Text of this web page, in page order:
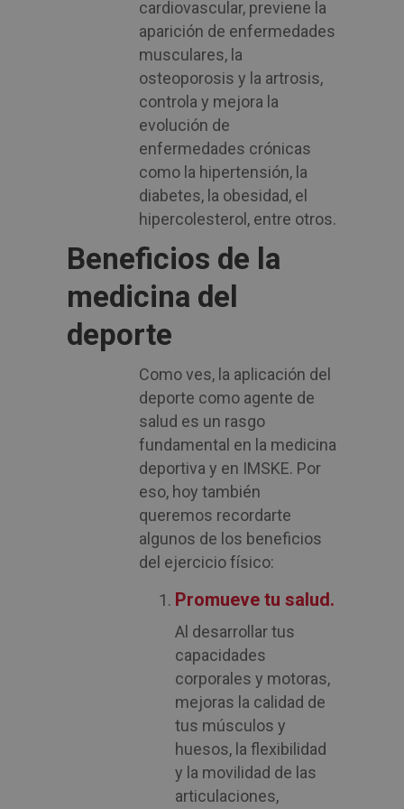
cardiovascular, previene la
aparición de enfermedades
musculares, la
osteoporosis y la artrosis,
controla y mejora la
evolución de
enfermedades crónicas
como la hipertensión, la
diabetes, la obesidad, el
hipercolesterol, entre otros.
Beneficios de la
medicina del
deporte
Como ves, la aplicación del
deporte como agente de
salud es un rasgo
fundamental en la medicina
deportiva y en IMSKE. Por
eso, hoy también
queremos recordarte
algunos de los beneficios
del ejercicio físico:
Promueve tu salud.
Al desarrollar tus
capacidades
corporales y motoras,
mejoras la calidad de
tus músculos y
huesos, la flexibilidad
y la movilidad de las
articulaciones,